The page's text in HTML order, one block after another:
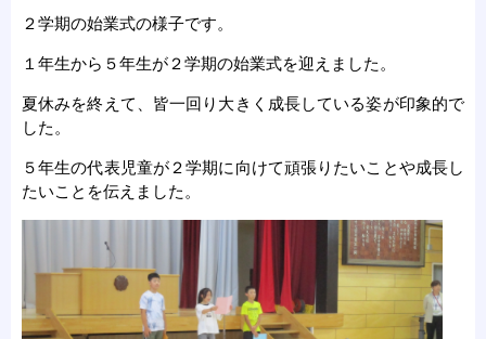
２学期の始業式の様子です。
１年生から５年生が２学期の始業式を迎えました。
夏休みを終えて、皆一回り大きく成長している姿が印象的で
した。
５年生の代表児童が２学期に向けて頑張りたいことや成長し
たいことを伝えました。